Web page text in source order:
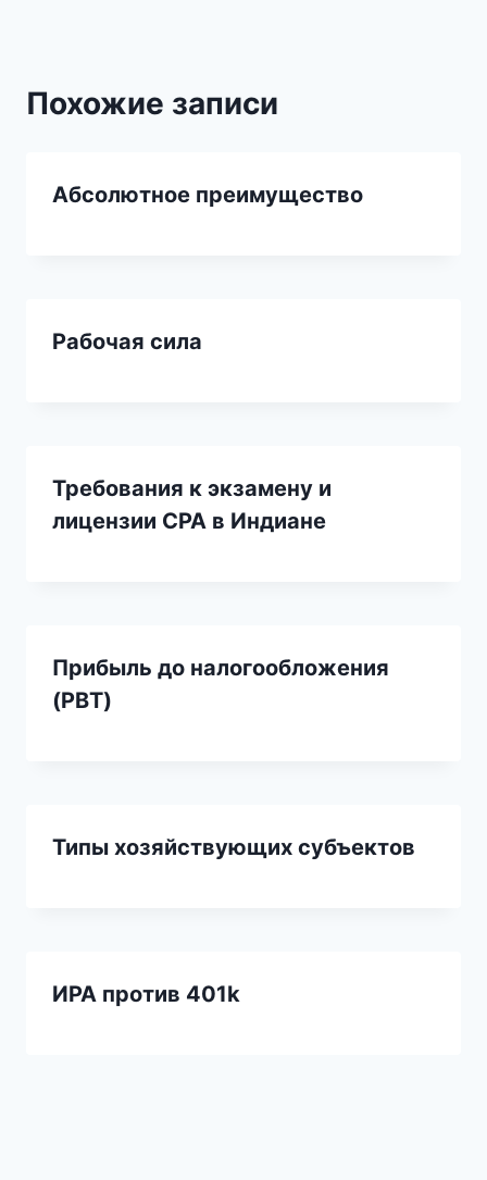
Похожие записи
Абсолютное преимущество
Рабочая сила
Требования к экзамену и
лицензии CPA в Индиане
Прибыль до налогообложения
(PBT)
Типы хозяйствующих субъектов
ИРА против 401k